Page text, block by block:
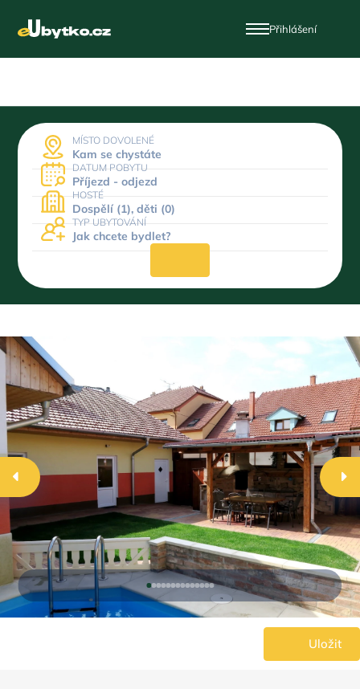
Přihlášení
MÍSTO DOVOLENÉ
Kam se chystáte
DATUM POBYTU
Příjezd - odjezd
HOSTÉ
Dospělí (1), děti (0)
TYP UBYTOVÁNÍ
Jak chcete bydlet?
Uložit